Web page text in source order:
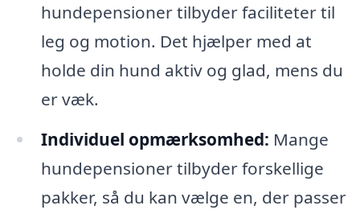
hundepensioner tilbyder faciliteter til
leg og motion. Det hjælper med at
holde din hund aktiv og glad, mens du
er væk.
Individuel opmærksomhed: Mange
hundepensioner tilbyder forskellige
pakker, så du kan vælge en, der passer